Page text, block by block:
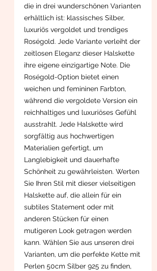
die in drei wunderschönen Varianten
erhältlich ist: klassisches Silber,
luxuriös vergoldet und trendiges
Roségold. Jede Variante verleiht der
zeitlosen Eleganz dieser Halskette
ihre eigene einzigartige Note. Die
Roségold-Option bietet einen
weichen und femininen Farbton,
während die vergoldete Version ein
reichhaltiges und luxuriöses Gefühl
ausstrahlt. Jede Halskette wird
sorgfältig aus hochwertigen
Materialien gefertigt, um
Langlebigkeit und dauerhafte
Schönheit zu gewährleisten. Werten
Sie Ihren Stil mit dieser vielseitigen
Halskette auf, die allein für ein
subtiles Statement oder mit
anderen Stücken für einen
mutigeren Look getragen werden
kann. Wählen Sie aus unseren drei
Varianten, um die perfekte Kette mit
Perlen 50cm Silber 925 zu finden,